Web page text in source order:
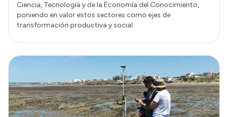
Ciencia, Tecnología y de la Economía del Conocimiento,
poniendo en valor estos sectores como ejes de
transformación productiva y social.